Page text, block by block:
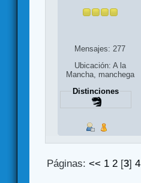
Mensajes: 277
Ubicación: A la
Mancha, manchega
Distinciones
Páginas:<< 1 2 [3]4